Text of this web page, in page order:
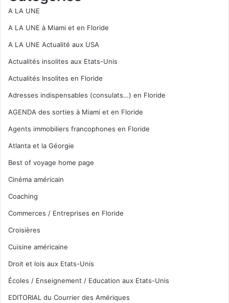
A LA UNE
A LA UNE à Miami et en Floride
A LA UNE Actualité aux USA
Actualités insolites aux Etats-Unis
Actualités Insolites en Floride
Adresses indispensables (consulats…) en Floride
AGENDA des sorties à Miami et en Floride
Agents immobiliers francophones en Floride
Atlanta et la Géorgie
Best of voyage home page
Cinéma américain
Coaching
Commerces / Entreprises en Floride
Croisières
Cuisine américaine
Droit et lois aux Etats-Unis
Écoles / Enseignement / Education aux Etats-Unis
EDITORIAL du Courrier des Amériques